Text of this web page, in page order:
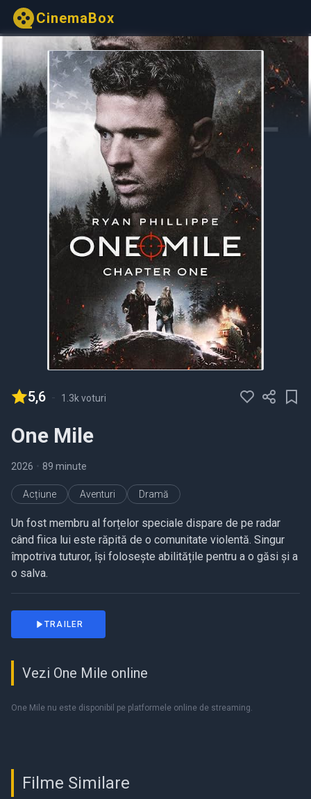
CinemaBox
5,6 - 1.3k voturi
One Mile
2026 • 89 minute
Acțiune Aventuri Dramă
Un fost membru al forțelor speciale dispare de pe radar
când fiica lui este răpită de o comunitate violentă. Singur
împotriva tuturor, își folosește abilitățile pentru a o găsi și a
o salva.
TRAILER
Vezi One Mile online
One Mile nu este disponibil pe platformele online de streaming.
Filme Similare